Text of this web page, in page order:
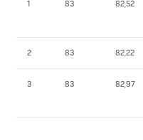
1 83 82,52
2 83 82,22
3 83 82,97